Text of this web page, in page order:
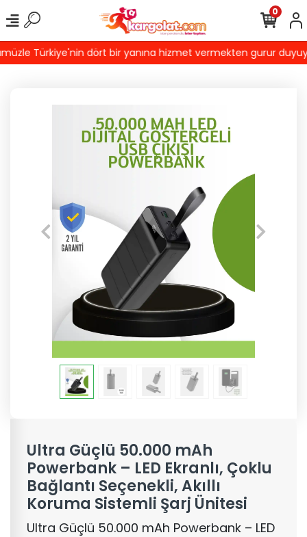
Türkiye'nin dört bir yanına hizmet vermekten gurur
0
Ultra Güçlü 50.000 mAh
Powerbank – LED Ekranlı, Çoklu
Bağlantı Seçenekli, Akıllı
Koruma Sistemli Şarj Ünitesi
Ultra Güçlü 50.000 mAh Powerbank – LED